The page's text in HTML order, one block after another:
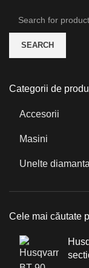
Categorii de
Accesorii
Masini
Unelte
Cele mai căutate
SEARCH